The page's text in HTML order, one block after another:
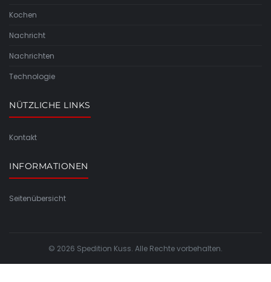
Kochen
Nachricht
Nachrichten
Technologie
NÜTZLICHE LINKS
Kontakt
INFORMATIONEN
Seitenübersicht
© 2026 Spedition Kuss. Alle Rechte vorbehalten.